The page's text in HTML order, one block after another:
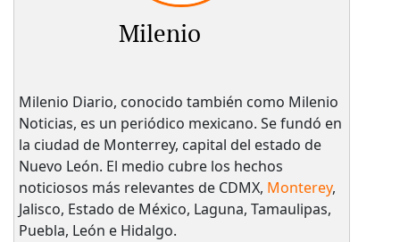
Milenio
Milenio Diario, conocido también como Milenio
Noticias, es un periódico mexicano. Se fundó en
la ciudad de Monterrey, capital del estado de
Nuevo León. El medio cubre los hechos
noticiosos más relevantes de CDMX, Monterey,
Jalisco, Estado de México, Laguna, Tamaulipas,
Puebla, León e Hidalgo.